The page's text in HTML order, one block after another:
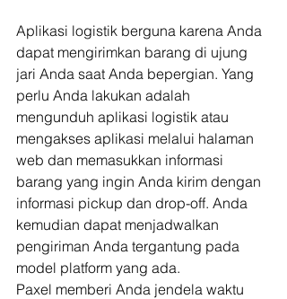
Aplikasi logistik berguna karena Anda
dapat mengirimkan barang di ujung
jari Anda saat Anda bepergian. Yang
perlu Anda lakukan adalah
mengunduh aplikasi logistik atau
mengakses aplikasi melalui halaman
web dan memasukkan informasi
barang yang ingin Anda kirim dengan
informasi pickup dan drop-off. Anda
kemudian dapat menjadwalkan
pengiriman Anda tergantung pada
model platform yang ada.
Paxel memberi Anda jendela waktu